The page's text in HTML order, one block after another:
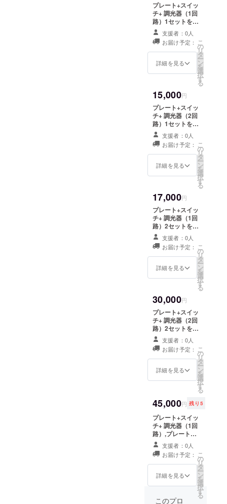
プレート+スイッ
チ+ 調光器（1回
路）1セットをお
送りします。
（送料込み） ス
イッチの色を選
択して下さい。
（有資格者によ
バー / B:ブラッ
ク/ G:グリーン/
Y:イエロー】 ※
お届けは2012年
12月を予定して
います。
支援者：0人
お届け予定：
詳細を見る
こ
の
リ
タ
ー
ン
を
選
択
す
る
15,000円
プレート+スイッ
チ+ 調光器（2回
路）1セットをお
送りします。
（送料込み） ス
イッチの色の組
合せを選択して
下さい。（有資
プ【SS:シル
バー＆シルバー /
BB:ブラック＆
ブラック/ BG: ブ
ラック＆グリー
ン/ BY: ブラック
＆イエロー】 ※
います。
支援者：0人
お届け予定：
詳細を見る
こ
の
リ
タ
ー
ン
を
選
択
す
る
17,000円
プレート+スイッ
チ+ 調光器（1回
路）2セットをお
送りします。
（送料込み） ス
イッチの色の組
合せを選択して
下さい。（有資
プ【S:シルバー /
B:ブラック/ G:
グリーン/ Y:イエ
ロー】 ※お届け
は2012年12月を
予定していま
す。
支援者：0人
お届け予定：
詳細を見る
こ
の
リ
タ
ー
ン
を
選
択
す
る
30,000円
プレート+スイッ
チ+ 調光器（2回
路）2セットをお
送りします。
（送料込み） ス
イッチの色の組
合せを選択して
下さい。（有資
プ【SS:シル
バー＆シルバー /
BB:ブラック＆
ブラック/ BG: ブ
ラック＆グリー
ン/ BY: ブラック
＆イエロー】 ※
お届けは2012年
12月を予定して
います。
支援者：0人
お届け予定：
詳細を見る
こ
の
リ
タ
ー
ン
を
選
択
す
る
45,000円 残り5
プレート+スイッ
チ+ 調光器（1回
路）,プレート
+スイッチ+ 調光
器（2回路） 各2
セットをお送り
します。（送料
込み） スイッチ
い。（有資格者
支援者：0人
お届け予定：
詳細を見る
こ
の
リ
タ
ー
ン
を
選
択
す
る
このプロ